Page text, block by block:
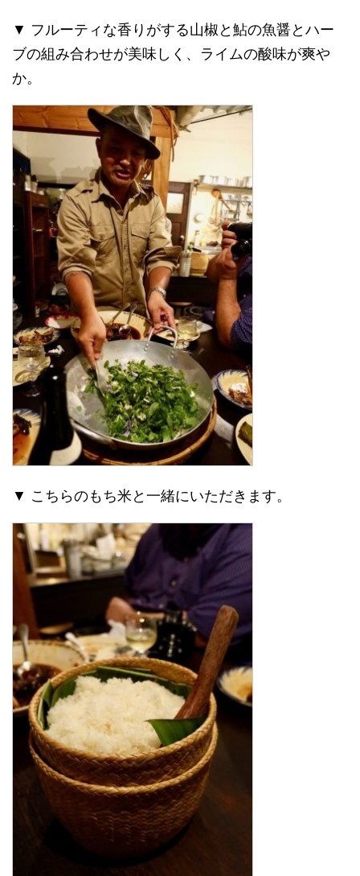
▼ フルーティな香りがする山椒と鮎の魚醤とハー
ブの組み合わせが美味しく、ライムの酸味が爽や
か。
▼ こちらのもち米と一緒にいただきます。